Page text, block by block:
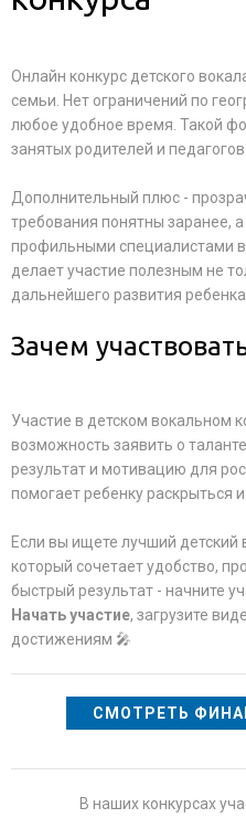
Онлайн конкурс детского
семьи. Нет ограничений по
любое удобное время. Такой
занятых родителей и педагогов.
Дополнительный плюс -
требования понятны заранее,
профильными специалистами
делает участие полезным не
дальнейшего развития ребенка.
Зачем
Участие в детском вокальном
возможность заявить о
результат и мотивацию для
помогает ребенку раскрыться
Если вы ищете лучший детский
который сочетает удобство,
быстрый результат - начните
Начать участие, загрузите
достижениям 🎤
СМОТРЕТЬ
В наших конкурсах